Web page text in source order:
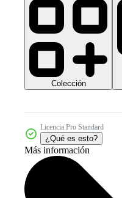
Colección
Licencia Pro Standard
¿Qué es esto?
Más información